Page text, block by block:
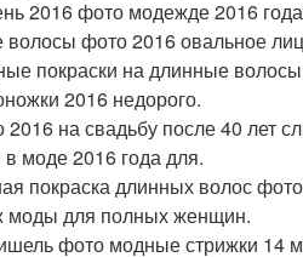
2016 фото модежде 2016
волосы фото 2016 овальное
покраски на длинные
2016 недорого.
на свадьбу после 40 лет
моде 2016 года для.
покраска длинных волос
моды для полных женщин.
фото модные стрижки 14